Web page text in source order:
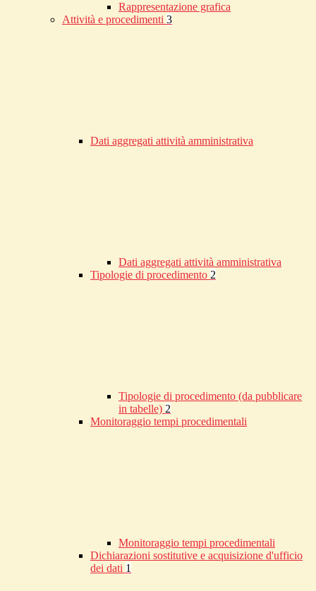
Rappresentazione grafica
Attività e procedimenti 3
Dati aggregati attività amministrativa
Dati aggregati attività amministrativa
Tipologie di procedimento 2
Tipologie di procedimento (da pubblicare
in tabelle) 2
Monitoraggio tempi procedimentali
Monitoraggio tempi procedimentali
Dichiarazioni sostitutive e acquisizione d'ufficio
dei dati 1